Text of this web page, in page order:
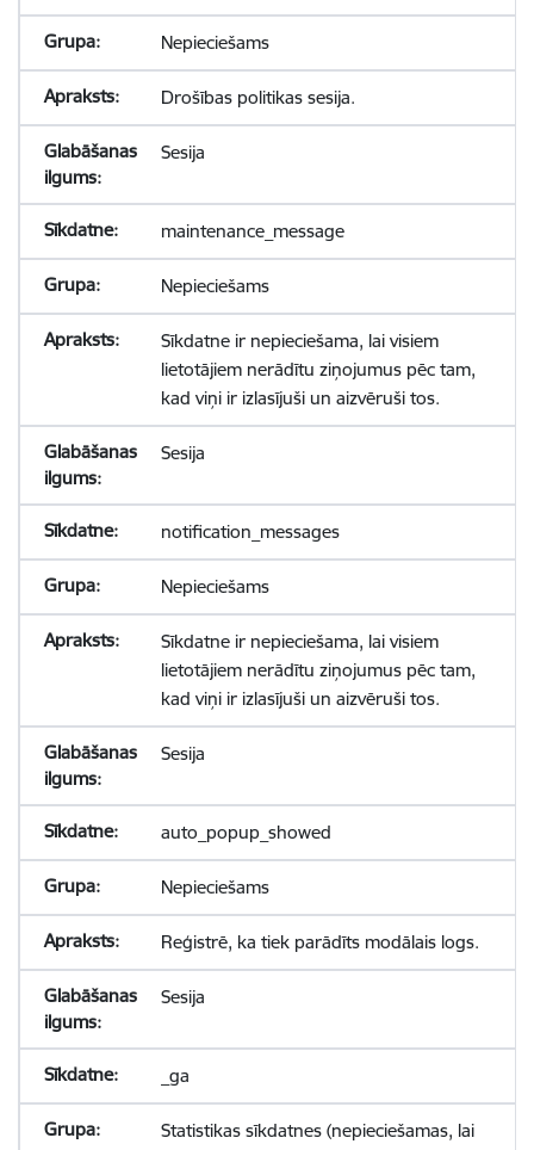
Nepieciešams
Drošības politikas sesija.
Sesija
maintenance_message
Nepieciešams
Sīkdatne ir nepieciešama, lai visiem
lietotājiem nerādītu ziņojumus pēc tam,
kad viņi ir izlasījuši un aizvēruši tos.
Sesija
notification_messages
Nepieciešams
Sīkdatne ir nepieciešama, lai visiem
lietotājiem nerādītu ziņojumus pēc tam,
kad viņi ir izlasījuši un aizvēruši tos.
Sesija
auto_popup_showed
Nepieciešams
Reģistrē, ka tiek parādīts modālais logs.
Sesija
_ga
Statistikas sīkdatnes (nepieciešamas, lai